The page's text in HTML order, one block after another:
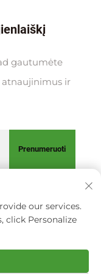
gautumėte
atnaujinimus ir
Prenumeruoti
CO., LTD.
our services.
click Personalize